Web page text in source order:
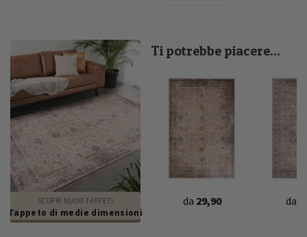
SCOPRI NUOVI TAPPETI
Tappeto di medie dimensioni
Ti potrebbe piacere...
da 29,90 da